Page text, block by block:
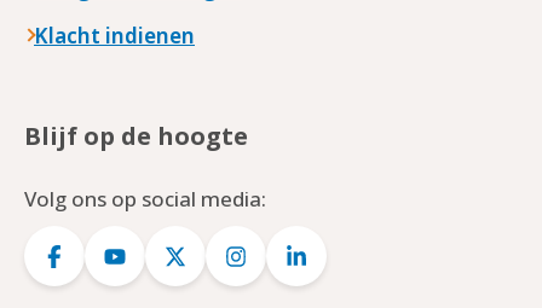
Klacht indienen
Blijf op de hoogte
Volg ons op social media:
Logo
Logo
Logo
Logo
Logo